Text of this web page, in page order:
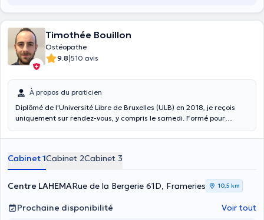
Timothée Bouillon
Ostéopathe
9.8|510 avis
À propos du praticien
Diplômé de l'Université Libre de Bruxelles (ULB) en 2018, je reçois
uniquement sur rendez-vous, y compris le samedi. Formé pour
enceintes, j’exerce du côté de Quévy-le-Grand, à Ath (centre MMC)
par téléphone (0497/11.03.10) en cas d’urgences ou pour toutes
questions. Des plages horaires sont prévues pour les prises en
charge en urgence! NB : Toute consultation non honorée sans
prévenir sera facturée 30€.
Cabinet 1Cabinet 2Cabinet 3
Centre LAHEMARue de la Bergerie 61D, Frameries 10,5 km
Prochaine disponibilité Voir tout